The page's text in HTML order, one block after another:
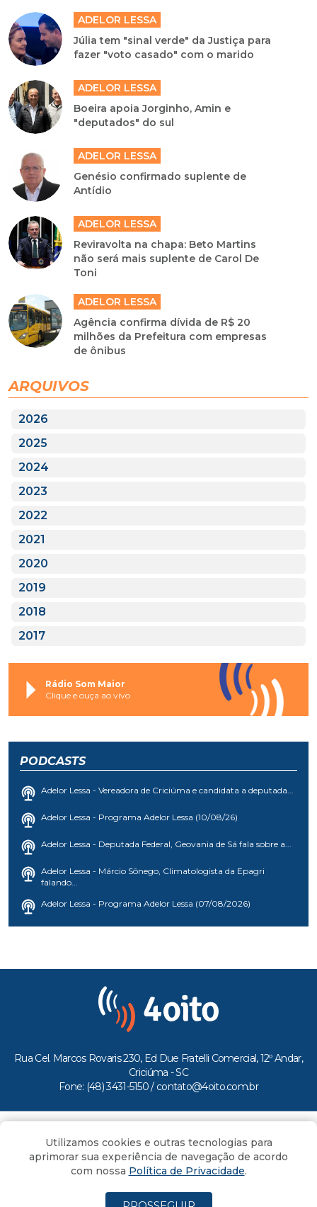
ADELOR LESSA
Júlia tem "sinal verde" da Justiça para
fazer "voto casado" com o marido
ADELOR LESSA
Boeira apoia Jorginho, Amin e
"deputados" do sul
ADELOR LESSA
Genésio confirmado suplente de
Antídio
ADELOR LESSA
Reviravolta na chapa: Beto Martins
não será mais suplente de Carol De
Toni
ADELOR LESSA
Agência confirma dívida de R$ 20
milhões da Prefeitura com empresas
de ônibus
ARQUIVOS
2026
2025
2024
2023
2022
2021
2020
2019
2018
2017
Rádio Som Maior
Clique e ouça ao vivo
PODCASTS
Adelor Lessa - Vereadora de Criciúma e candidata a deputada...
Adelor Lessa - Programa Adelor Lessa (10/08/26)
Adelor Lessa - Deputada Federal, Geovania de Sá fala sobre a...
Adelor Lessa - Márcio Sônego, Climatologista da Epagri
falando...
Adelor Lessa - Programa Adelor Lessa (07/08/2026)
Rua Cel. Marcos Rovaris 230, Ed Due Fratelli Comercial, 12º Andar,
Criciúma - SC
Fone: (48) 3431-5150 / contato@4oito.com.br
Todos os direitos reservados ao Portal 4oito
Utilizamos cookies e outras tecnologias para
aprimorar sua experiência de navegação de acordo
com nossa Política de Privacidade.